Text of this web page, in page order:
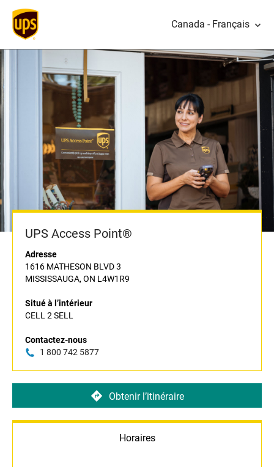
Canada - Français
UPS Access Point®
Adresse
1616 MATHESON BLVD 3
MISSISSAUGA, ON L4W1R9
Situé à l’intérieur
CELL 2 SELL
Contactez-nous
1 800 742 5877
Obtenir l’itinéraire
Horaires